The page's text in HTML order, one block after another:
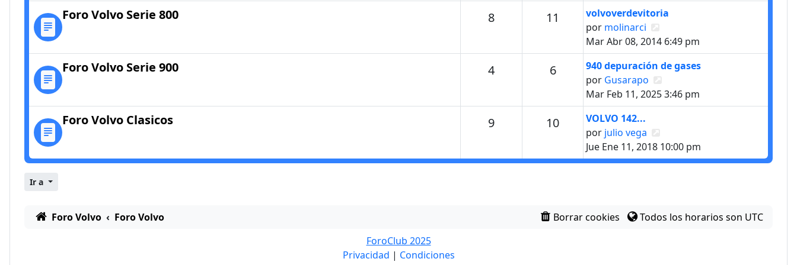
Foro Volvo Serie 800 8Temas 11 Mensajes
Último mensaje
volvoverdevitoria
por molinarci
Mar Abr 08, 2014 6:49 pm
Foro Volvo Serie 900 4Temas 6MensajesÚltimo mensaje
940 depuración de gases
por Gusarapo
Mar Feb 11, 2025 3:46 pm
Foro Volvo Clasicos 9Temas 10MensajesÚltimo mensaje
VOLVO 142...
por julio vega
Jue Ene 11, 2018 10:00 pm
Ir a
Foro Volvo Foro Volvo Borrar cookies Todos los horarios son UTC
ForoClub 2025
Privacidad | Condiciones